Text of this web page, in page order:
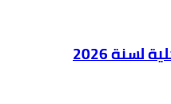
لسنة 2026